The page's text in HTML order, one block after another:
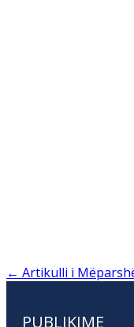
← Artikulli i
PUBLIKIME